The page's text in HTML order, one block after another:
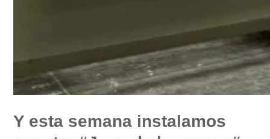
Y esta semana instalamos